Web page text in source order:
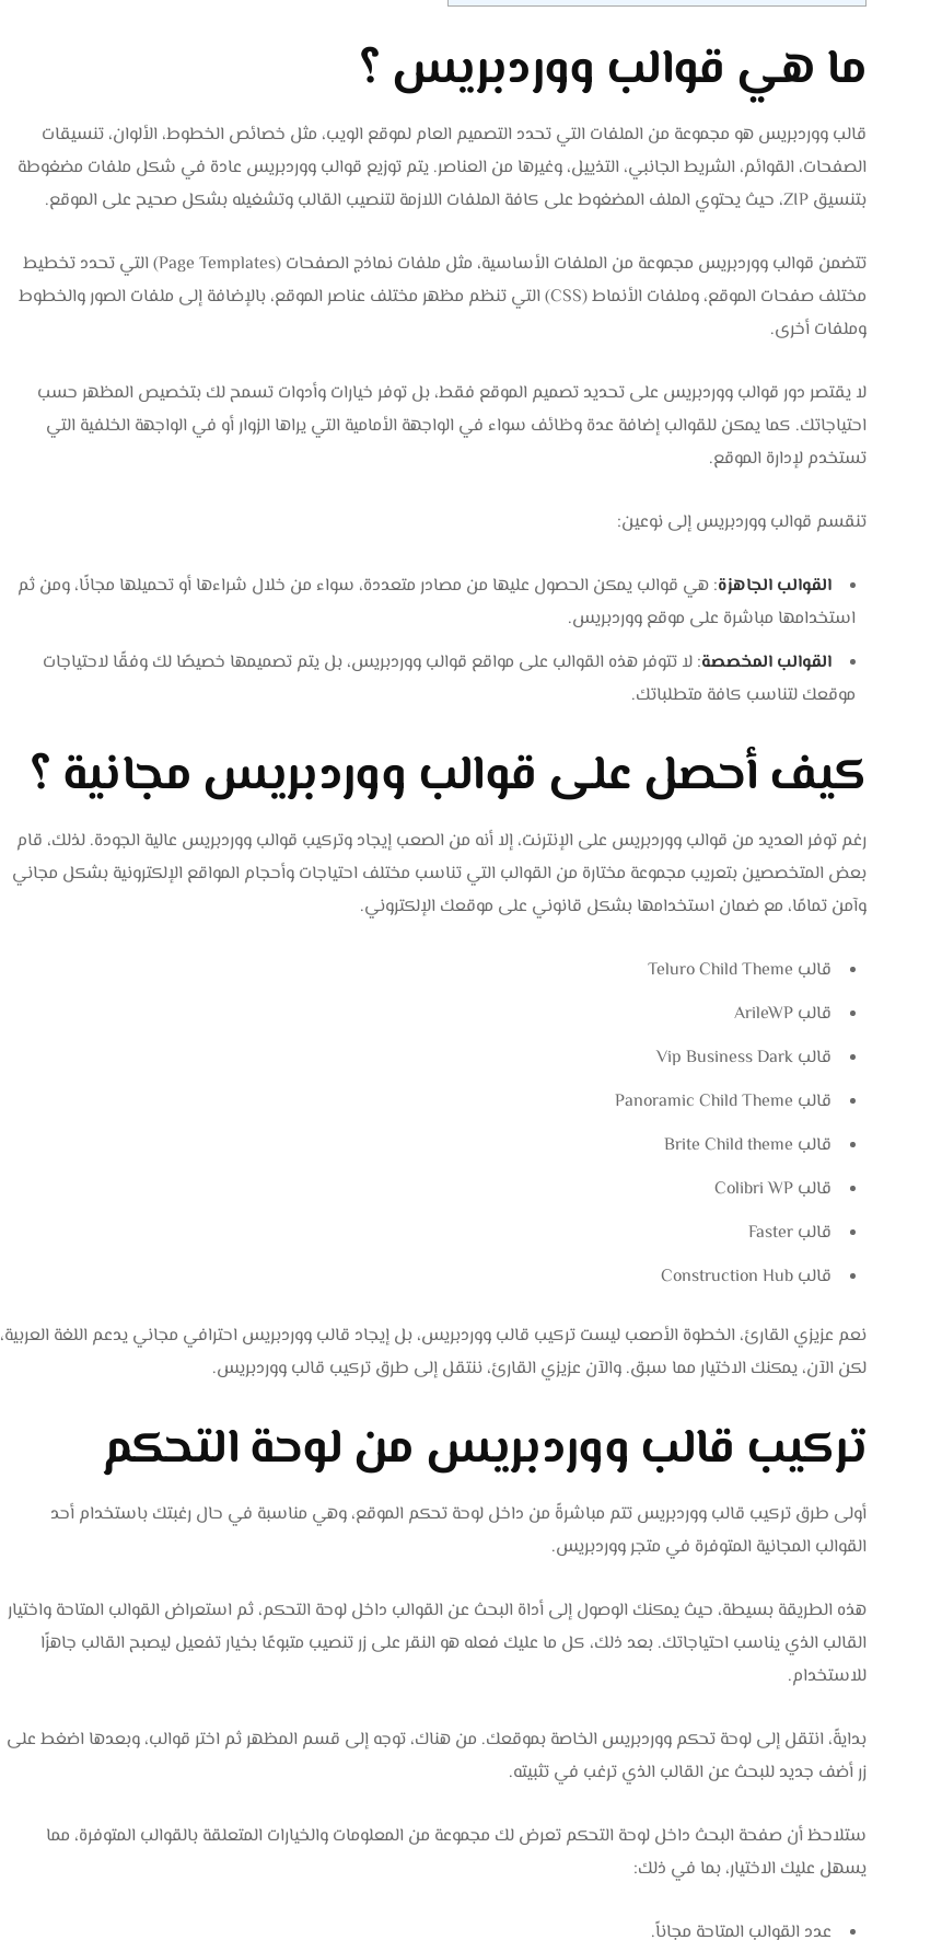
ما هي قوالب ووردبريس ؟
قالب ووردبريس هو مجموعة من الملفات التي تحدد التصميم العام لموقع الويب، مثل خصائص الخطوط، الألوان، تنسيقات
الصفحات، القوائم، الشريط الجانبي، التذييل، وغيرها من العناصر. يتم توزيع قوالب ووردبريس عادة في شكل ملفات مضغوطة
بتنسيق ZIP، حيث يحتوي الملف المضغوط على كافة الملفات اللازمة لتنصيب القالب وتشغيله بشكل صحيح على الموقع.
تتضمن قوالب ووردبريس مجموعة من الملفات الأساسية، مثل ملفات نماذج الصفحات (Page Templates) التي تحدد تخطيط
مختلف صفحات الموقع، وملفات الأنماط (CSS) التي تنظم مظهر مختلف عناصر الموقع، بالإضافة إلى ملفات الصور والخطوط
وملفات أخرى.
لا يقتصر دور قوالب ووردبريس على تحديد تصميم الموقع فقط، بل توفر خيارات وأدوات تسمح لك بتخصيص المظهر حسب
احتياجاتك. كما يمكن للقوالب إضافة عدة وظائف سواء في الواجهة الأمامية التي يراها الزوار أو في الواجهة الخلفية التي
تستخدم لإدارة الموقع.
تنقسم قوالب ووردبريس إلى نوعين:
القوالب الجاهزة: هي قوالب يمكن الحصول عليها من مصادر متعددة، سواء من خلال شراءها أو تحميلها مجانًا، ومن ثم
استخدامها مباشرة على موقع ووردبريس.
القوالب المخصصة: لا تتوفر هذه القوالب على مواقع قوالب ووردبريس، بل يتم تصميمها خصيصًا لك وفقًا لاحتياجات
موقعك لتناسب كافة متطلباتك.
كيف أحصل على قوالب ووردبريس مجانية ؟
رغم توفر العديد من قوالب ووردبريس على الإنترنت، إلا أنه من الصعب إيجاد وتركيب قوالب ووردبريس عالية الجودة. لذلك، قام
بعض المتخصصين بتعريب مجموعة مختارة من القوالب التي تناسب مختلف احتياجات وأحجام المواقع الإلكترونية بشكل مجاني
وآمن تمامًا، مع ضمان استخدامها بشكل قانوني على موقعك الإلكتروني.
قالب Teluro Child Theme
قالب ArileWP
قالب Vip Business Dark
قالب Panoramic Child Theme
قالب Brite Child theme
قالب Colibri WP
قالب Faster
قالب Construction Hub
نعم عزيزي القارئ، الخطوة الأصعب ليست تركيب قالب ووردبريس، بل إيجاد قالب ووردبريس احترافي مجاني يدعم اللغة العربية،
لكن الآن، يمكنك الاختيار مما سبق. والآن عزيزي القارئ، ننتقل إلى طرق تركيب قالب ووردبريس.
تركيب قالب ووردبريس من لوحة التحكم
أولى طرق تركيب قالب ووردبريس تتم مباشرةً من داخل لوحة تحكم الموقع، وهي مناسبة في حال رغبتك باستخدام أحد
القوالب المجانية المتوفرة في متجر ووردبريس.
هذه الطريقة بسيطة، حيث يمكنك الوصول إلى أداة البحث عن القوالب داخل لوحة التحكم، ثم استعراض القوالب المتاحة واختيار
القالب الذي يناسب احتياجاتك. بعد ذلك، كل ما عليك فعله هو النقر على زر تنصيب متبوعًا بخيار تفعيل ليصبح القالب جاهزًا
للاستخدام.
بدايةً، انتقل إلى لوحة تحكم ووردبريس الخاصة بموقعك. من هناك، توجه إلى قسم المظهر ثم اختر قوالب، وبعدها اضغط على
زر أضف جديد للبحث عن القالب الذي ترغب في تثبيته.
ستلاحظ أن صفحة البحث داخل لوحة التحكم تعرض لك مجموعة من المعلومات والخيارات المتعلقة بالقوالب المتوفرة، مما
يسهل عليك الاختيار، بما في ذلك:
عدد القوالب المتاحة مجاناً.